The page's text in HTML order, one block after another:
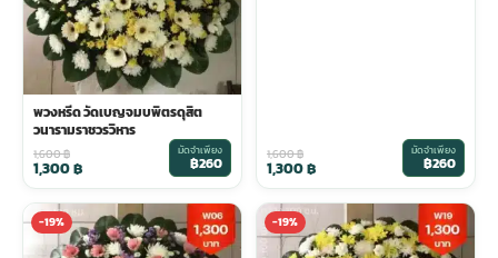
พวงหรีด วัดเบญจมบพิตรดุสิต
วนารามราชวรวิหาร
1,600฿
1,300฿
มัดจำเพียง
฿260 1,600฿
1,300฿
มัดจำเพียง
฿260
-19% -19%